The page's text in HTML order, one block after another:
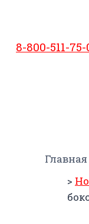
содержимому
8-800-511-75-
Главная
>